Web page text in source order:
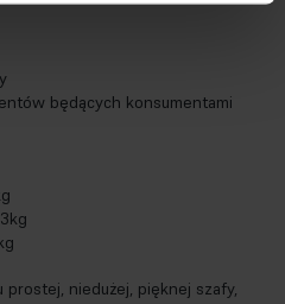
będących konsumentami
niedużej, pięknej szafy,